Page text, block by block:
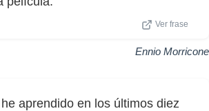
Ver frase
Ennio Morricone
aprendido en los últimos diez